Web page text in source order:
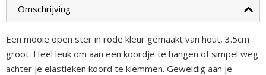
Omschrijving
Een mooie open ster in rode kleur gemaakt van hout, 3.5cm
groot. Heel leuk om aan een koordje te hangen of simpel weg
achter je elastieken koord te klemmen. Geweldig aan je